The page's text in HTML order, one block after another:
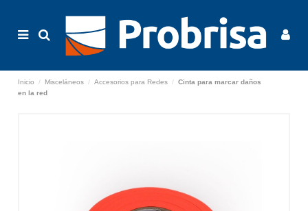
Inicio Misceláneos Accesorios para Redes
Cinta para marcar daños
en la red